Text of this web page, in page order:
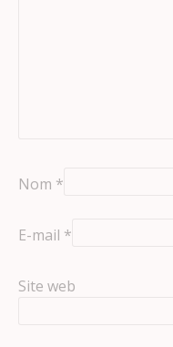
Nom *
E-mail *
Site web